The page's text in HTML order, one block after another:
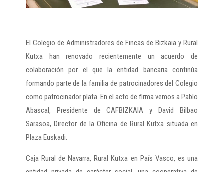
El Colegio de Administradores de Fincas de Bizkaia y Rural
Kutxa han renovado recientemente un acuerdo de
colaboración por el que la entidad bancaria continúa
formando parte de la familia de patrocinadores del Colegio
como patrocinador plata. En el acto de firma vemos a Pablo
Abascal, Presidente de CAFBIZKAIA y David Bilbao
Sarasoa, Director de la Oficina de Rural Kutxa situada en
Plaza Euskadi.
Caja Rural de Navarra, Rural Kutxa en País Vasco, es una